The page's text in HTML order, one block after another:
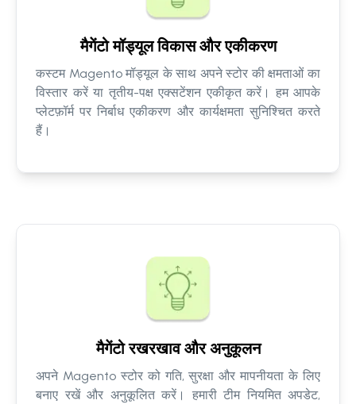
मैगेंटो मॉड्यूल विकास और एकीकरण
कस्टम Magento मॉड्यूल के साथ अपने स्टोर की क्षमताओं का
विस्तार करें या तृतीय-पक्ष एक्सटेंशन एकीकृत करें। हम आपके
प्लेटफ़ॉर्म पर निर्बाध एकीकरण और कार्यक्षमता सुनिश्चित करते
हैं।
मैगेंटो रखरखाव और अनुकूलन
अपने Magento स्टोर को गति, सुरक्षा और मापनीयता के लिए
बनाए रखें और अनुकूलित करें। हमारी टीम नियमित अपडेट,